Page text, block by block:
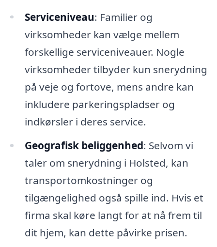
Serviceniveau: Familier og
virksomheder kan vælge mellem
forskellige serviceniveauer. Nogle
virksomheder tilbyder kun snerydning
på veje og fortove, mens andre kan
inkludere parkeringspladser og
indkørsler i deres service.
Geografisk beliggenhed: Selvom vi
taler om snerydning i Holsted, kan
transportomkostninger og
tilgængelighed også spille ind. Hvis et
firma skal køre langt for at nå frem til
dit hjem, kan dette påvirke prisen.